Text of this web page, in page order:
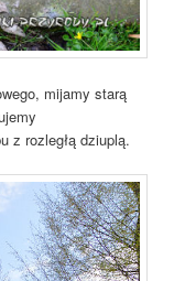
mijamy starą
z rozległą dziuplą.